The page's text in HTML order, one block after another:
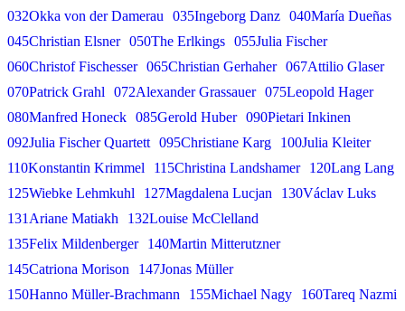
032Okka von der Damerau
035Ingeborg Danz 040María Dueñas
045Christian Elsner 050The Erlkings 055Julia Fischer
060Christof Fischesser 065Christian Gerhaher 067Attilio Glaser
070Patrick Grahl
072Alexander Grassauer 075Leopold Hager
080Manfred Honeck 085Gerold Huber 090Pietari Inkinen
092Julia Fischer Quartett 095Christiane Karg
100Julia Kleiter
110Konstantin Krimmel
115Christina Landshamer
120Lang Lang
125Wiebke Lehmkuhl
127Magdalena Lucjan
130Václav Luks
131Ariane Matiakh
132Louise McClelland
135Felix Mildenberger
140Martin Mitterutzner
145Catriona Morison
147Jonas Müller
150Hanno Müller-Brachmann
155Michael Nagy
160Tareq Nazmi